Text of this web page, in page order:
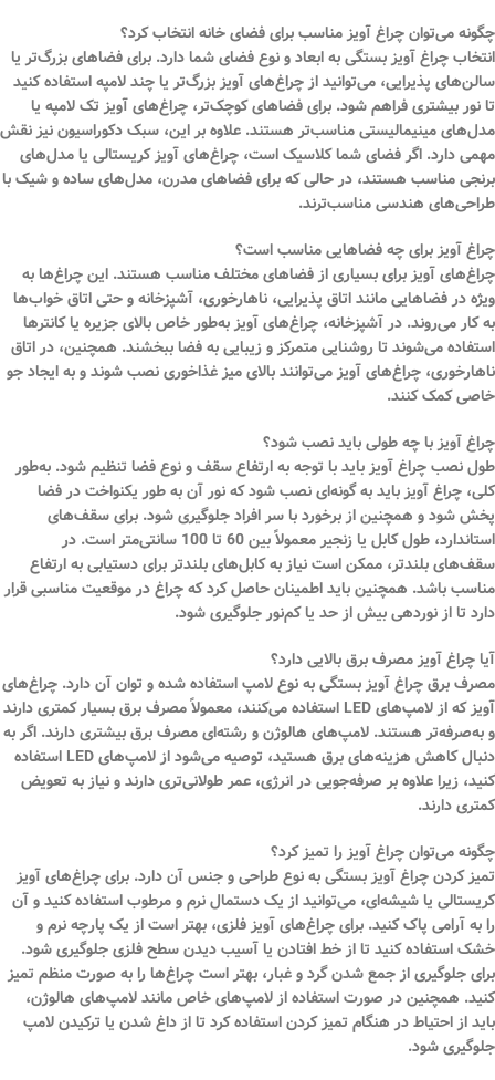
چگونه می‌توان چراغ آویز مناسب برای فضای خانه انتخاب کرد؟
انتخاب چراغ آویز بستگی به ابعاد و نوع فضای شما دارد. برای فضاهای بزرگ‌تر یا
سالن‌های پذیرایی، می‌توانید از چراغ‌های آویز بزرگ‌تر یا چند لامپه استفاده کنید
تا نور بیشتری فراهم شود. برای فضاهای کوچک‌تر، چراغ‌های آویز تک لامپه یا
مدل‌های مینیمالیستی مناسب‌تر هستند. علاوه بر این، سبک دکوراسیون نیز نقش
مهمی دارد. اگر فضای شما کلاسیک است، چراغ‌های آویز کریستالی یا مدل‌های
برنجی مناسب هستند، در حالی که برای فضاهای مدرن، مدل‌های ساده و شیک با
طراحی‌های هندسی مناسب‌ترند.
چراغ آویز برای چه فضاهایی مناسب است؟
چراغ‌های آویز برای بسیاری از فضاهای مختلف مناسب هستند. این چراغ‌ها به
ویژه در فضاهایی مانند اتاق پذیرایی، ناهارخوری، آشپزخانه و حتی اتاق خواب‌ها
به کار می‌روند. در آشپزخانه، چراغ‌های آویز به‌طور خاص بالای جزیره یا کانترها
استفاده می‌شوند تا روشنایی متمرکز و زیبایی به فضا ببخشند. همچنین، در اتاق
ناهارخوری، چراغ‌های آویز می‌توانند بالای میز غذاخوری نصب شوند و به ایجاد جو
خاصی کمک کنند.
چراغ آویز با چه طولی باید نصب شود؟
طول نصب چراغ آویز باید با توجه به ارتفاع سقف و نوع فضا تنظیم شود. به‌طور
کلی، چراغ آویز باید به گونه‌ای نصب شود که نور آن به طور یکنواخت در فضا
پخش شود و همچنین از برخورد با سر افراد جلوگیری شود. برای سقف‌های
استاندارد، طول کابل یا زنجیر معمولاً بین 60 تا 100 سانتی‌متر است. در
سقف‌های بلندتر، ممکن است نیاز به کابل‌های بلندتر برای دستیابی به ارتفاع
مناسب باشد. همچنین باید اطمینان حاصل کرد که چراغ در موقعیت مناسبی قرار
دارد تا از نوردهی بیش از حد یا کم‌نور جلوگیری شود.
آیا چراغ آویز مصرف برق بالایی دارد؟
مصرف برق چراغ آویز بستگی به نوع لامپ استفاده شده و توان آن دارد. چراغ‌های
آویز که از لامپ‌های LED استفاده می‌کنند، معمولاً مصرف برق بسیار کمتری دارند
و به‌صرفه‌تر هستند. لامپ‌های هالوژن و رشته‌ای مصرف برق بیشتری دارند. اگر به
دنبال کاهش هزینه‌های برق هستید، توصیه می‌شود از لامپ‌های LED استفاده
کنید، زیرا علاوه بر صرفه‌جویی در انرژی، عمر طولانی‌تری دارند و نیاز به تعویض
کمتری دارند.
چگونه می‌توان چراغ آویز را تمیز کرد؟
تمیز کردن چراغ آویز بستگی به نوع طراحی و جنس آن دارد. برای چراغ‌های آویز
کریستالی یا شیشه‌ای، می‌توانید از یک دستمال نرم و مرطوب استفاده کنید و آن
را به آرامی پاک کنید. برای چراغ‌های آویز فلزی، بهتر است از یک پارچه نرم و
خشک استفاده کنید تا از خط افتادن یا آسیب دیدن سطح فلزی جلوگیری شود.
برای جلوگیری از جمع شدن گرد و غبار، بهتر است چراغ‌ها را به صورت منظم تمیز
کنید. همچنین در صورت استفاده از لامپ‌های خاص مانند لامپ‌های هالوژن،
باید از احتیاط در هنگام تمیز کردن استفاده کرد تا از داغ شدن یا ترکیدن لامپ
جلوگیری شود.